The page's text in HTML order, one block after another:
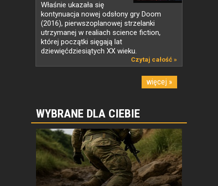
Właśnie ukazała się
kontynuacja nowej odsłony gry Doom
(2016), pierwszoplanowej strzelanki
utrzymanej w realiach science fiction,
której początki sięgają lat
dziewięćdziesiątych XX wieku.
Czytaj całość »
więcej »
WYBRANE DLA CIEBIE